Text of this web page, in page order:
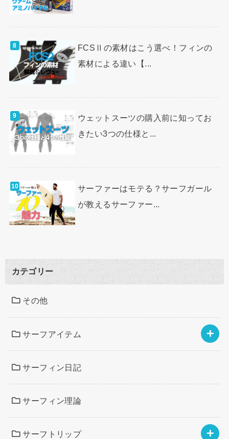
FCSⅡの素材はこう選べ！フィンの
素材による違い【...
ウェットスーツの購入前に知ってお
きたい3つの仕様と...
サーファーはモテる？サーフガール
が教えるサーファー...
カテゴリー
その他
サーフアイテム
サーフィン日記
サーフィン理論
サーフトリップ